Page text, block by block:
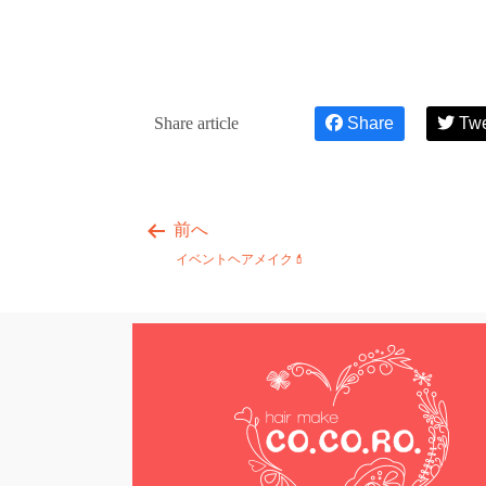
Share article Share
前へ
イベントヘアメイク💄